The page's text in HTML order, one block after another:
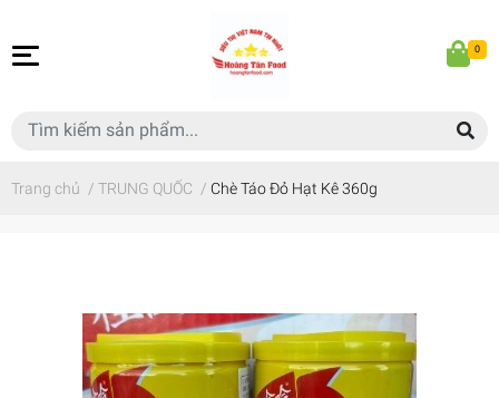
0
Trang chủ / TRUNG QUỐC / Chè Táo Đỏ Hạt Kê 360g